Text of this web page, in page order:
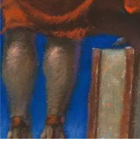
日本購物 電子/紙本書
HOT